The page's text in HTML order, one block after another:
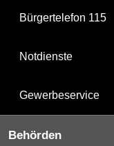
Bürgertelefon 115
Notdienste
Gewerbeservice
Behörden